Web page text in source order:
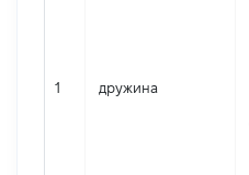
1 дружина